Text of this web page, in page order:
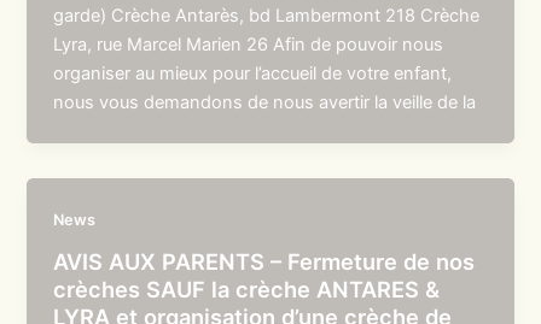
garde) Crèche Antarès, bd Lambermont 218 Crèche
Lyra, rue Marcel Marien 26 Afin de pouvoir nous
organiser au mieux pour l’accueil de votre enfant,
nous vous demandons de nous avertir la veille de la
News
AVIS AUX PARENTS – Fermeture de nos
crèches SAUF la crèche ANTARES &
LYRA et organisation d’une crèche de